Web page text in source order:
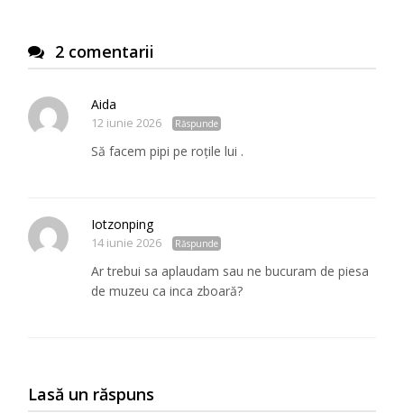
2 comentarii
Aida
12 iunie 2026 Răspunde
Să facem pipi pe roțile lui .
Iotzonping
14 iunie 2026 Răspunde
Ar trebui sa aplaudam sau ne bucuram de piesa
de muzeu ca inca zboară?
Lasă un răspuns